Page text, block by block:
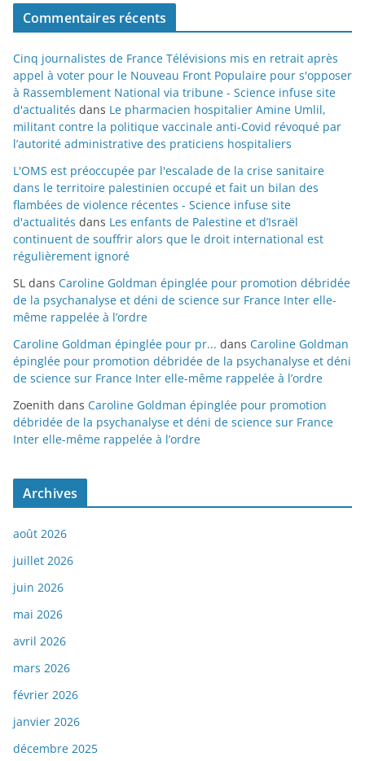
Commentaires récents
Cinq journalistes de France Télévisions mis en retrait après
appel à voter pour le Nouveau Front Populaire pour s'opposer
à Rassemblement National via tribune - Science infuse site
d'actualités dans Le pharmacien hospitalier Amine Umlil,
militant contre la politique vaccinale anti-Covid révoqué par
l’autorité administrative des praticiens hospitaliers
L'OMS est préoccupée par l'escalade de la crise sanitaire
dans le territoire palestinien occupé et fait un bilan des
flambées de violence récentes - Science infuse site
d'actualités dans Les enfants de Palestine et d’Israël
continuent de souffrir alors que le droit international est
régulièrement ignoré
SL dans Caroline Goldman épinglée pour promotion débridée
de la psychanalyse et déni de science sur France Inter elle-
même rappelée à l’ordre
Caroline Goldman épinglée pour pr... dans Caroline Goldman
épinglée pour promotion débridée de la psychanalyse et déni
de science sur France Inter elle-même rappelée à l’ordre
Zoenith dans Caroline Goldman épinglée pour promotion
débridée de la psychanalyse et déni de science sur France
Inter elle-même rappelée à l’ordre
Archives
août 2026
juillet 2026
juin 2026
mai 2026
avril 2026
mars 2026
février 2026
janvier 2026
décembre 2025